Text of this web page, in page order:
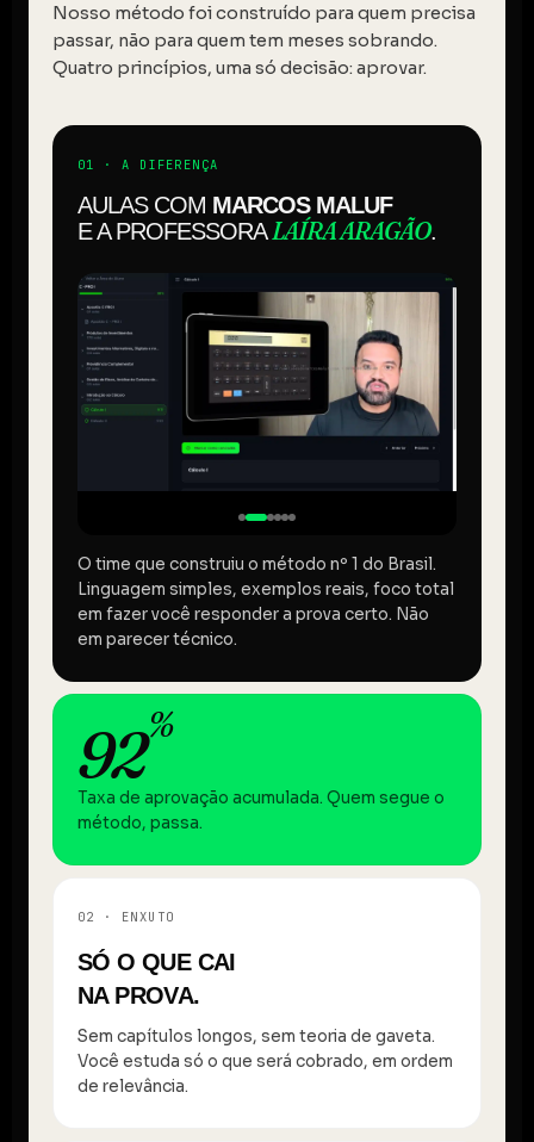
Nosso método foi construído para quem precisa
passar, não para quem tem meses sobrando.
Quatro princípios, uma só decisão: aprovar.
01 · A DIFERENÇA
AULAS COM MARCOS MALUF
E A PROFESSORALAÍRA ARAGÃO.
O time que construiu o método nº 1 do Brasil.
Linguagem simples, exemplos reais, foco total
em fazer você responder a prova certo. Não
em parecer técnico.
92%
Taxa de aprovação acumulada. Quem segue o
método, passa.
02 · ENXUTO
SÓ O QUE CAI
NA PROVA.
Sem capítulos longos, sem teoria de gaveta.
Você estuda só o que será cobrado, em ordem
de relevância.